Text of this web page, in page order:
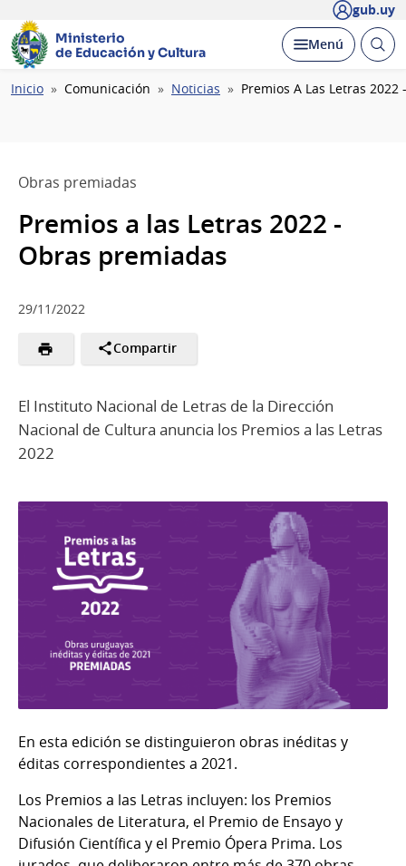
gub.uy
Ministerio
de Educación y Cultura
Desplegar
Menú Abrir
Ruta
Inicio Comunicación Noticias Premios A Las Letras
Obras premiadas
Premios a las Letras 2022 -
Obras premiadas
29/11/2022
Compartir
El Instituto Nacional de Letras de la Dirección
Nacional de Cultura anuncia los Premios a las Letras
2022
En esta edición se distinguieron obras inéditas y
éditas correspondientes a 2021.
Los Premios a las Letras incluyen: los Premios
Nacionales de Literatura, el Premio de Ensayo y
Difusión Científica y el Premio Ópera Prima. Los